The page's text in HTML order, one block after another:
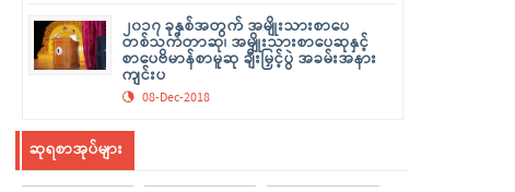
၂၀၁၇ ခုနှစ်အတွက် အမျိုးသားစာပေ
တစ်သက်တာဆု၊ အမျိုးသားစာပေဆုနှင့်
စာပေဗိမာန်စာမူဆု ချီးမြှင့်ပွဲ အခမ်းအနား
ကျင်းပ
08-Dec-2018
ဆုရစာအုပ်များ